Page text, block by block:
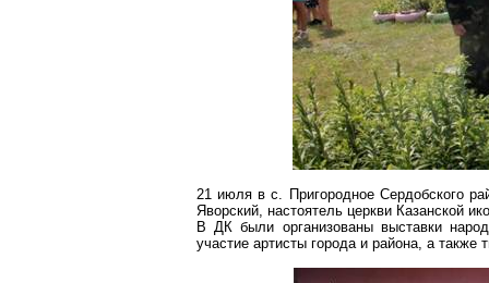
21 июляв с. Пригородное Сердобского
Яворский, настоятель церкви Казанской
В ДК были организованы выставки
участие артисты города и района, а также